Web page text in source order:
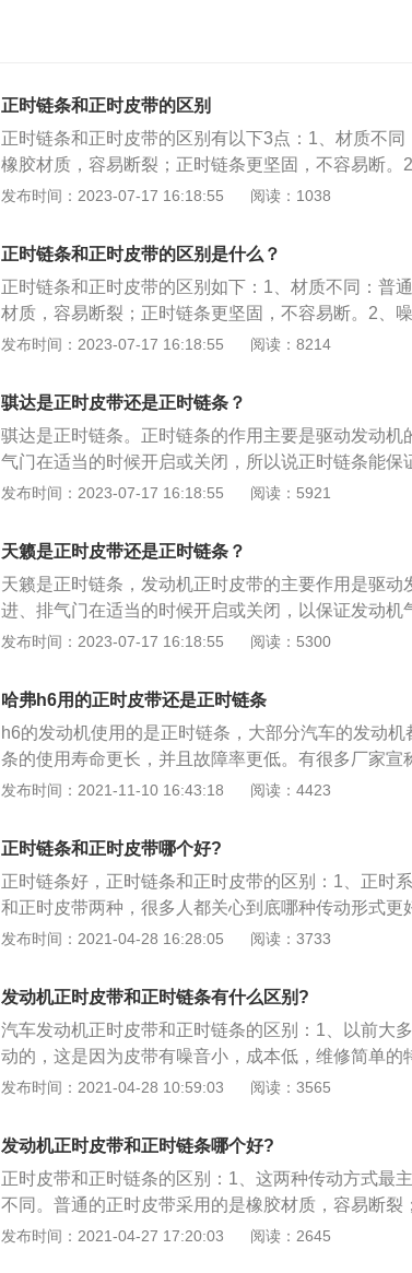
正时链条和正时皮带的区别
正时链条和正时皮带的区别有以下3点：1、材质不
橡胶材质，容易断裂；正时链条更坚固，不容易断。
品软的有弹性，其与凸轮轴，曲轴的连接并非硬碰硬
万公里左右就需要更换一次，需要按时更换。正时链
的磨损寿命，时间到了也要进行更换。正时皮带或正
轮、凸轮轴轮、张紧轮、主要起着承上启下的作用。
或关闭气门组，实现进气或排气工况，总而保障活塞
发布时间：2023-07-17 16:18:55 阅读：1038
正时链条和正时皮带的区别是什么？
正时链条和正时皮带的区别如下：1、材质不同：普
材质，容易断裂；正时链条更坚固，不容易断。2、
的有弹性，其与凸轮轴，曲轴的连接并非硬碰硬，因
里左右就需要更换一次，需要按时更换。正时链条的“
磨损寿命，时间到了也要进行更换。
发布时间：2023-07-17 16:18:55 阅读：8214
骐达是正时皮带还是正时链条？
骐达是正时链条。正时链条的作用主要是驱动发动机
气门在适当的时候开启或关闭，所以说正时链条能保
排气。以下是关于正时链条的相关介绍：1、随着汽
动方式的传动可靠、耐久性好并且还可节省空间，整
装置等部件组成，其中液压涨紧器可自动调节涨紧力
且终身免维护，这就使其与发动机同寿命，不但安全
还将引擎的使用、维护成本降低了不少。2、正时链
使用的机油有很大的关系。传动更加可靠、耐久性好
话，链条的寿命也是很短，就像发动机其他金属部件
动机润滑油要经常更换，而且油的品质要保证，这样
发布时间：2023-07-17 16:18:55 阅读：5921
天籁是正时皮带还是正时链条？
天籁是正时链条，发动机正时皮带的主要作用是驱动
进、排气门在适当的时候开启或关闭，以保证发动机
气。链条驱动方式的传动可靠、耐久性好并且还可节
0mm，轴距为2775mm。该车内饰方面配备多功能方
车身稳定控制系统、液晶显示屏幕（带导航功能）等
发布时间：2023-07-17 16:18:55 阅读：5300
哈弗h6用的正时皮带还是正时链条
h6的发动机使用的是正时链条，大部分汽车的发动
条的使用寿命更长，并且故障率更低。有很多厂家宣
的，其实并不是这样的。正时链条也是需要维护的，
拉长了，那会出现跳齿现象，这样会导致发动机正时
作。汽车的发动机都是有正时的，正时对于发动机来
是驱动配气机构的，大多数汽车的发动机都在采用双
机有两根凸轮轴，一根是控制进气门的，另一根是控
用来驱动凸轮轴的，如果没有正时链条，那凸轮轴就
进气和排气，如果没有配气机构，那发动机是无法正
机会使用正时皮带，正时皮带是需要定期更换的，皮
象。
发布时间：2021-11-10 16:43:18 阅读：4423
正时链条和正时皮带哪个好?
正时链条好，正时链条和正时皮带的区别：1、正时
和正时皮带两种，很多人都关心到底哪种传动形式更
机中应用很长时间，技术成熟，成本较低，噪音较小
与耐磨性高、终身免维护等显著优点，但相对传统的
稍大一些；3、但什么事情都不是绝对的。随着技术
用了齿形静音链条，其噪音甚至低于正时皮带。相信
为广大汽车用户带来更多便利；
发布时间：2021-04-28 16:28:05 阅读：3733
发动机正时皮带和正时链条有什么区别?
汽车发动机正时皮带和正时链条的区别：1、以前大
动的，这是因为皮带有噪音小，成本低，维修简单的
比较短，一般用3-4年或6-8万公里左右就需要更换一
如果正式皮带断了，由于惯性的缘故，曲轴和凸轮轴
间没有了皮带连接，处于自由旋转，就会出现气门打
支点，二者互相撞击，气门会被顶弯，活塞顶端也会
形。维修的话就需要大修发动机，价格不菲；3、正
机内部，有机油润滑，使用寿命理论上是可以到汽车
发布时间：2021-04-28 10:59:03 阅读：3565
发动机正时皮带和正时链条哪个好?
正时皮带和正时链条的区别：1、这两种传动方式最
不同。普通的正时皮带采用的是橡胶材质，容易断裂
断。因此，如果你的汽车使用的是正时皮带的话，就
发布时间：2021-04-27 17:20:03 阅读：2645